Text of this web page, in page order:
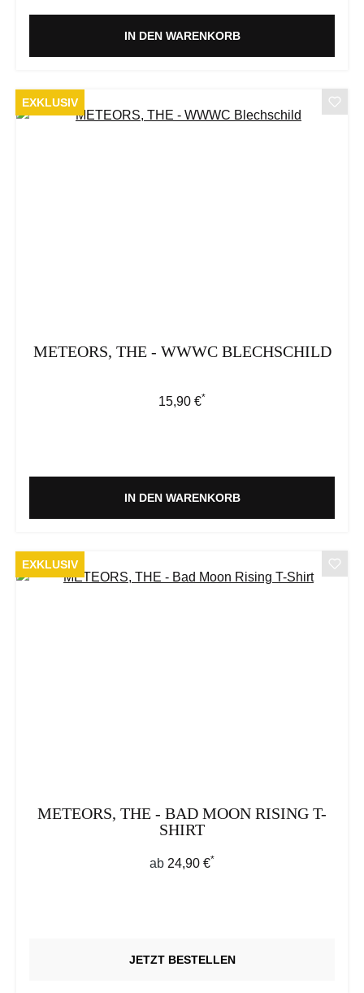
IN DEN WARENKORB
EXKLUSIV
METEORS, THE - WWWC BLECHSCHILD
Regulärer Preis:
15,90 €*
IN DEN WARENKORB
EXKLUSIV
METEORS, THE - BAD MOON RISING T-
SHIRT
Regulärer Preis:
ab 24,90 €*
JETZT BESTELLEN